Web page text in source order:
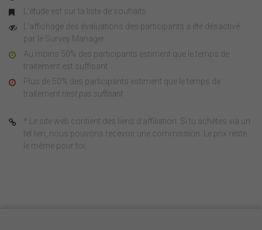
L'étude est sur ta liste de souhaits
L'affichage des évaluations des participants a été désactivé
par le Survey Manager
Au moins 50% des participants estiment que le temps de
traitement est suffisant
Plus de 50% des participants estiment que le temps de
traitement n'est pas suffisant
* Le site web contient des liens d'affiliation. Si tu achètes via un
tel lien, nous pouvons recevoir une commission. Le prix reste
le même pour toi.